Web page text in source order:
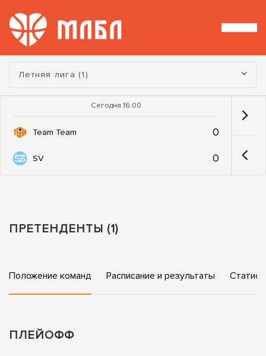
Турнир:
Летняя лига (1)
Сегодня 16:00
Team Team 0
SV 0
ПРЕТЕНДЕНТЫ (1)
Положение команд Расписание и результаты
ПЛЕЙОФФ